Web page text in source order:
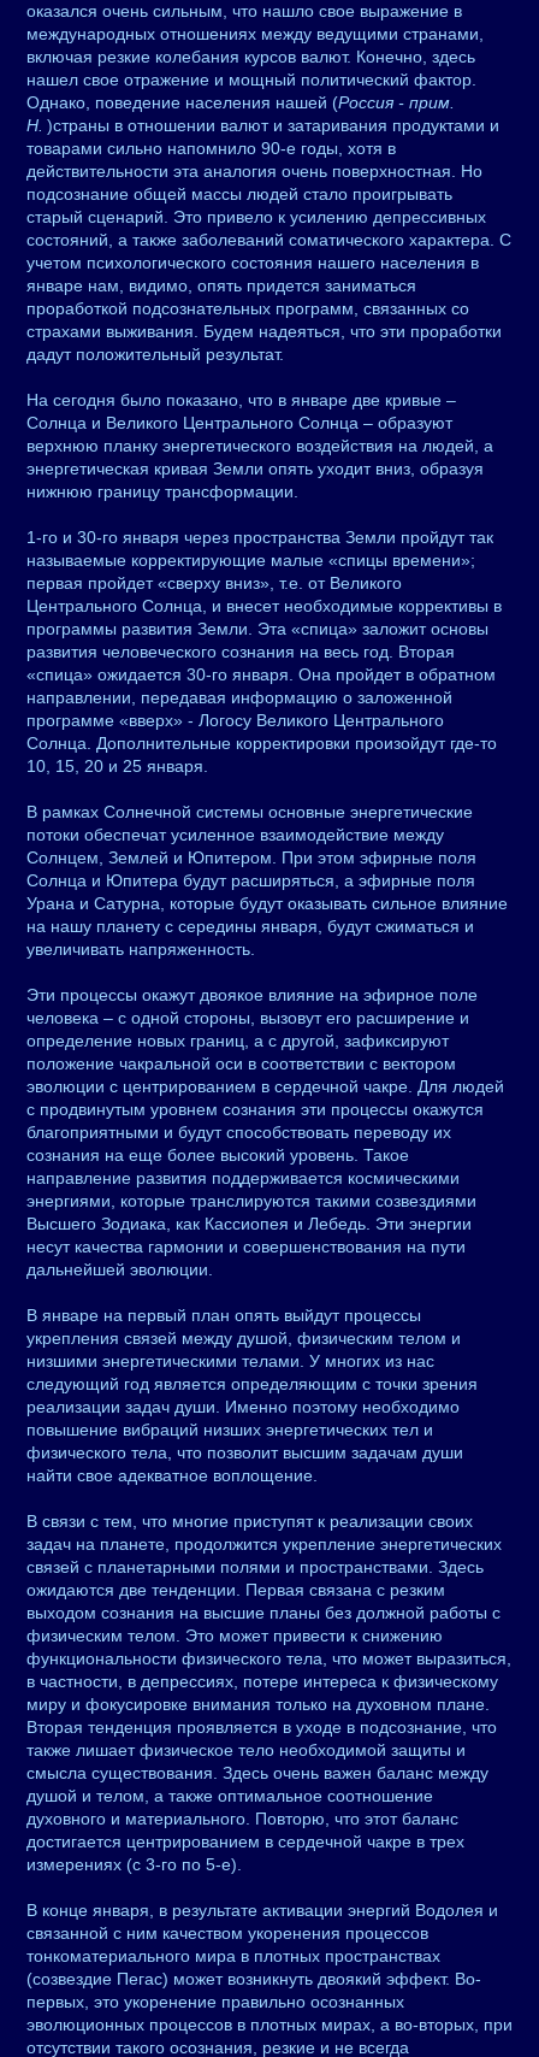
оказался очень сильным, что нашло свое выражение в
международных отношениях между ведущими странами,
включая резкие колебания курсов валют. Конечно, здесь
нашел свое отражение и мощный политический фактор.
Однако, поведение населения нашей (Россия - прим.
Н. )страны в отношении валют и затаривания продуктами и
товарами сильно напомнило 90-е годы, хотя в
действительности эта аналогия очень поверхностная. Но
подсознание общей массы людей стало проигрывать
старый сценарий. Это привело к усилению депрессивных
состояний, а также заболеваний соматического характера. С
учетом психологического состояния нашего населения в
январе нам, видимо, опять придется заниматься
проработкой подсознательных программ, связанных со
страхами выживания. Будем надеяться, что эти проработки
дадут положительный результат.
На сегодня было показано, что в январе две кривые –
Солнца и Великого Центрального Солнца – образуют
верхнюю планку энергетического воздействия на людей, а
энергетическая кривая Земли опять уходит вниз, образуя
нижнюю границу трансформации.
1-го и 30-го января через пространства Земли пройдут так
называемые корректирующие малые «спицы времени»;
первая пройдет «сверху вниз», т.е. от Великого
Центрального Солнца, и внесет необходимые коррективы в
программы развития Земли. Эта «спица» заложит основы
развития человеческого сознания на весь год. Вторая
«спица» ожидается 30-го января. Она пройдет в обратном
направлении, передавая информацию о заложенной
программе «вверх» - Логосу Великого Центрального
Солнца. Дополнительные корректировки произойдут где-то
10, 15, 20 и 25 января.
В рамках Солнечной системы основные энергетические
потоки обеспечат усиленное взаимодействие между
Солнцем, Землей и Юпитером. При этом эфирные поля
Солнца и Юпитера будут расширяться, а эфирные поля
Урана и Сатурна, которые будут оказывать сильное влияние
на нашу планету с середины января, будут сжиматься и
увеличивать напряженность.
Эти процессы окажут двоякое влияние на эфирное поле
человека – с одной стороны, вызовут его расширение и
определение новых границ, а с другой, зафиксируют
положение чакральной оси в соответствии с вектором
эволюции с центрированием в сердечной чакре. Для людей
с продвинутым уровнем сознания эти процессы окажутся
благоприятными и будут способствовать переводу их
сознания на еще более высокий уровень. Такое
направление развития поддерживается космическими
энергиями, которые транслируются такими созвездиями
Высшего Зодиака, как Кассиопея и Лебедь. Эти энергии
несут качества гармонии и совершенствования на пути
дальнейшей эволюции.
В январе на первый план опять выйдут процессы
укрепления связей между душой, физическим телом и
низшими энергетическими телами. У многих из нас
следующий год является определяющим с точки зрения
реализации задач души. Именно поэтому необходимо
повышение вибраций низших энергетических тел и
физического тела, что позволит высшим задачам души
найти свое адекватное воплощение.
В связи с тем, что многие приступят к реализации своих
задач на планете, продолжится укрепление энергетических
связей с планетарными полями и пространствами. Здесь
ожидаются две тенденции. Первая связана с резким
выходом сознания на высшие планы без должной работы с
физическим телом. Это может привести к снижению
функциональности физического тела, что может выразиться,
в частности, в депрессиях, потере интереса к физическому
миру и фокусировке внимания только на духовном плане.
Вторая тенденция проявляется в уходе в подсознание, что
также лишает физическое тело необходимой защиты и
смысла существования. Здесь очень важен баланс между
душой и телом, а также оптимальное соотношение
духовного и материального. Повторю, что этот баланс
достигается центрированием в сердечной чакре в трех
измерениях (с 3-го по 5-е).
В конце января, в результате активации энергий Водолея и
связанной с ним качеством укоренения процессов
тонкоматериального мира в плотных пространствах
(созвездие Пегас) может возникнуть двоякий эффект. Во-
первых, это укоренение правильно осознанных
эволюционных процессов в плотных мирах, а во-вторых, при
отсутствии такого осознания, резкие и не всегда